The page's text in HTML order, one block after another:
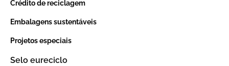
Crédito de reciclagem
Embalagens sustentáveis
Projetos especiais
Selo eureciclo